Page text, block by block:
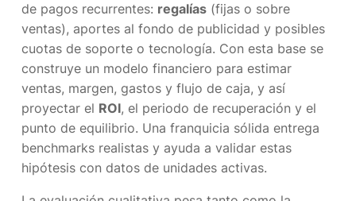
de pagos recurrentes: regalías (fijas o sobre
ventas), aportes al fondo de publicidad y posibles
cuotas de soporte o tecnología. Con esta base se
construye un modelo financiero para estimar
ventas, margen, gastos y flujo de caja, y así
proyectar el ROI, el periodo de recuperación y el
punto de equilibrio. Una franquicia sólida entrega
benchmarks realistas y ayuda a validar estas
hipótesis con datos de unidades activas.